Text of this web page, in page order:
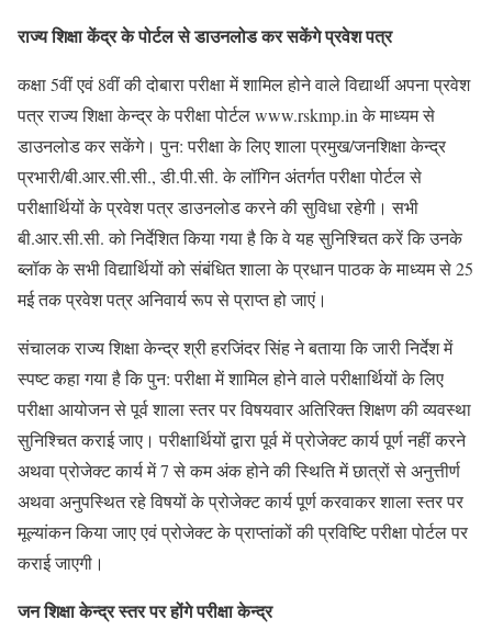
राज्य शिक्षा केंद्र के पोर्टल से डाउनलोड कर सकेंगे प्रवेश पत्र
कक्षा 5वीं एवं 8वीं की दोबारा परीक्षा में शामिल होने वाले विद्यार्थी अपना प्रवेश
पत्र राज्य शिक्षा केन्द्र के परीक्षा पोर्टल www.rskmp.in के माध्यम से
डाउनलोड कर सकेंगे। पुन: परीक्षा के लिए शाला प्रमुख/जनशिक्षा केन्द्र
प्रभारी/बी.आर.सी.सी., डी.पी.सी. के लॉगिन अंतर्गत परीक्षा पोर्टल से
परीक्षार्थियों के प्रवेश पत्र डाउनलोड करने की सुविधा रहेगी। सभी
बी.आर.सी.सी. को निर्देशित किया गया है कि वे यह सुनिश्चित करें कि उनके
ब्लॉक के सभी विद्यार्थियों को संबंधित शाला के प्रधान पाठक के माध्यम से 25
मई तक प्रवेश पत्र अनिवार्य रूप से प्राप्त हो जाएं।
संचालक राज्य शिक्षा केन्द्र श्री हरजिंदर सिंह ने बताया कि जारी निर्देश में
स्पष्ट कहा गया है कि पुन: परीक्षा में शामिल होने वाले परीक्षार्थियों के लिए
परीक्षा आयोजन से पूर्व शाला स्तर पर विषयवार अतिरिक्त शिक्षण की व्यवस्था
सुनिश्चित कराई जाए। परीक्षार्थियों द्वारा पूर्व में प्रोजेक्ट कार्य पूर्ण नहीं करने
अथवा प्रोजेक्ट कार्य में 7 से कम अंक होने की स्थिति में छात्रों से अनुत्तीर्ण
अथवा अनुपस्थित रहे विषयों के प्रोजेक्ट कार्य पूर्ण करवाकर शाला स्तर पर
मूल्यांकन किया जाए एवं प्रोजेक्ट के प्राप्तांकों की प्रविष्टि परीक्षा पोर्टल पर
कराई जाएगी।
जन शिक्षा केन्द्र स्तर पर होंगे परीक्षा केन्द्र